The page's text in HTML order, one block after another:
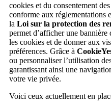
cookies et du consentement
conforme aux réglementations
la Loi sur la protection des
permet d’afficher une bannière
les cookies et de donner aux
préférences. Grâce à
ou personnaliser l’utilisation
garantissant ainsi une
votre vie privée.
Voici ceux actuellement en